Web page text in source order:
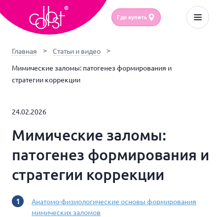
Где купить
Главная Статьи и видео
Мимические заломы: патогенез формирования и
стратегии коррекции
24.02.2026
Мимические заломы:
патогенез формирования и
стратегии коррекции
Анатомо-физиологические основы формирования
мимических заломов